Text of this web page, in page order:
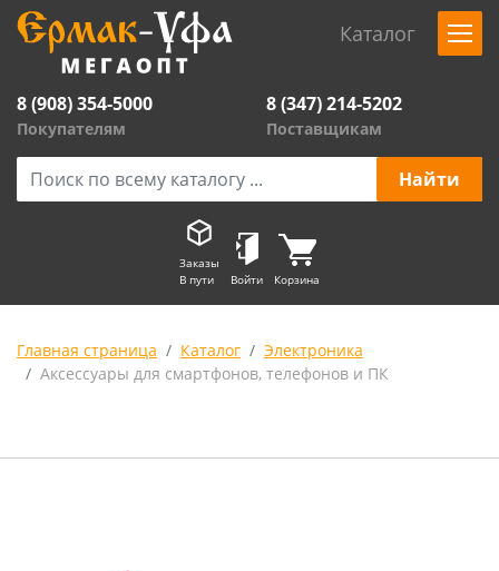
Каталог
8 (908) 354-5000
Покупателям
8 (347) 214-5202
Поставщикам
Заказы
В пути
Войти Корзина
Главная страница Каталог
Электроника
Аксессуары для смартфонов, телефонов и ПК